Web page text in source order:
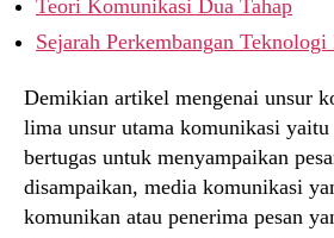
Teori Komunikasi Dua Tahap
Sejarah Perkembangan
Demikian artikel mengenai unsur
lima unsur utama komunikasi
bertugas untuk menyampaikan
disampaikan, media komunikasi
komunikan atau penerima pesan